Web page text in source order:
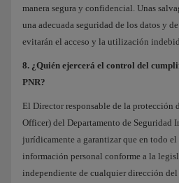
manera segura y confidencial. Unas
una adecuada seguridad de los datos y
evitarán el acceso y la utilización
8. ¿Quién ejercerá el control del
PNR?
El Director responsable de la
Officer) del Departamento de Seguridad
jurídicamente a garantizar que en todo
información personal conforme a la
independiente de cualquier dirección del